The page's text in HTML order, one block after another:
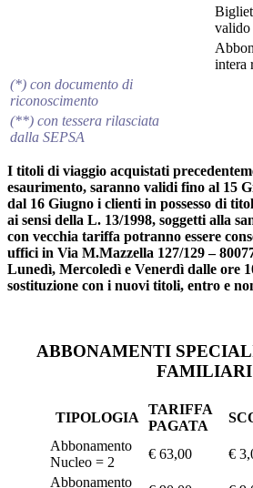
intera
(*) con documento di
riconoscimento
(**) con tessera rilasciata
dalla SEPSA
I titoli di viaggio acquistati
esaurimento, saranno validi fino al 15
dal 16 Giugno i clienti in possesso di
ai sensi della L. 13/1998, soggetti alla
con vecchia tariffa potranno essere
uffici in Via M.Mazzella 127/129 –
Lunedì, Mercoledì e Venerdì dalle ore
sostituzione con i nuovi titoli, entro e
ABBONAMENTI
FAMILIARI
TIPOLOGIA
TARIFFA
PAGATA
Abbonamento
Nucleo = 2
€ 63,00 €
Abbonamento